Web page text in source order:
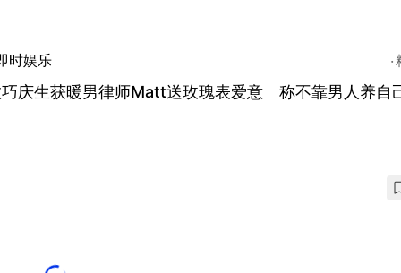
时娱乐
庆生获暖男律师Matt送玫瑰表爱意 称不靠男人养自